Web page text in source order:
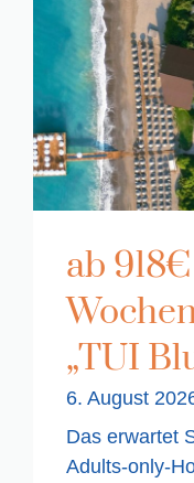
ab
„TUI
6. August
Das erwartet
Adults-only-